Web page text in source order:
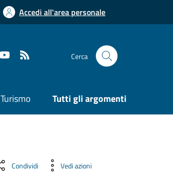
Accedi all'area personale
Cerca
Turismo Tutti gli argomenti
Condividi Vedi azioni